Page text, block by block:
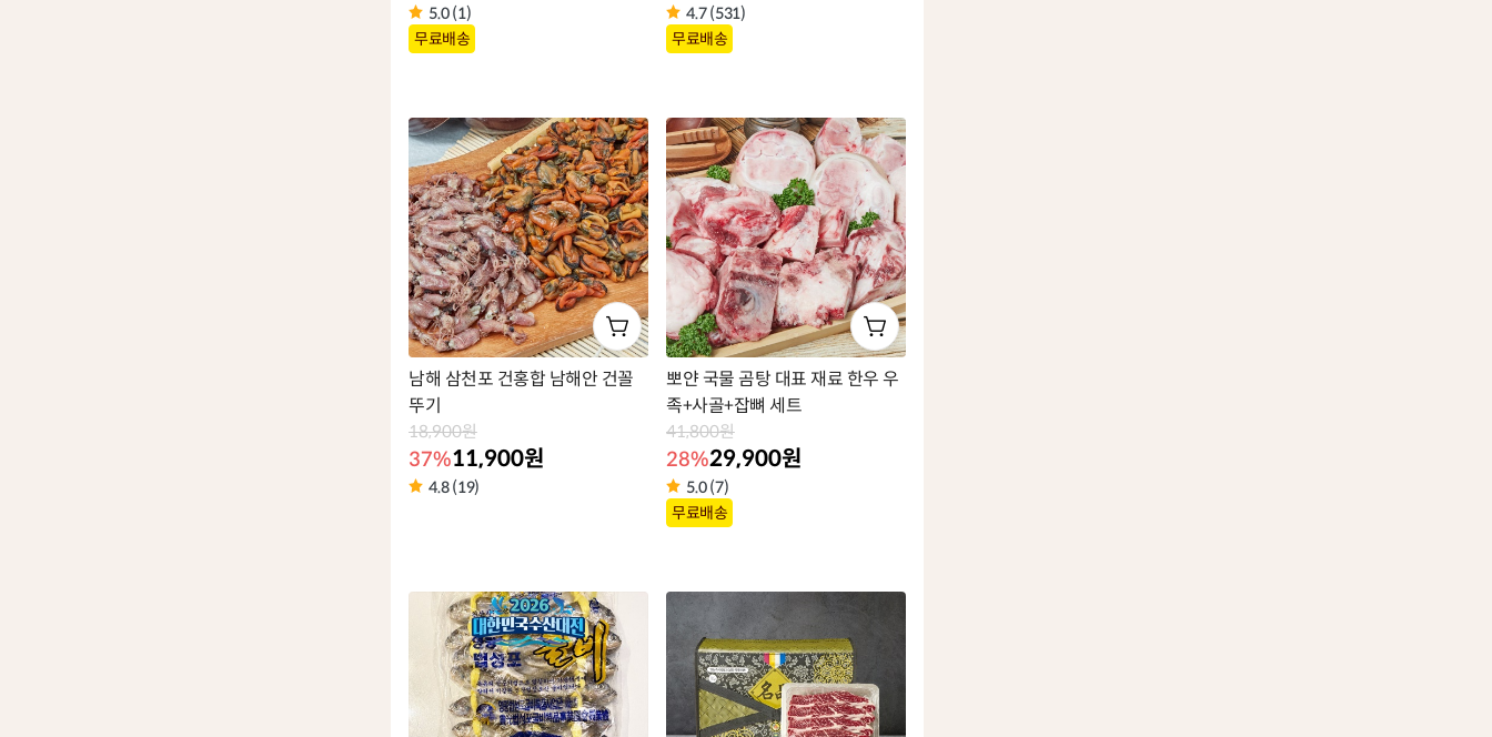
5.0 (1)
상
벨
무료배송
4.7 (531)
상
벨
무료배송
남해 삼천포 건홍합 남해안 건꼴
뚜기
18,900원
37%11,900원
4.8 (19)
뽀얀 국물 곰탕 대표 재료 한우 우
족+사골+잡뼈 세트
41,800원
28%29,900원
5.0 (7)
상
벨
무료배송